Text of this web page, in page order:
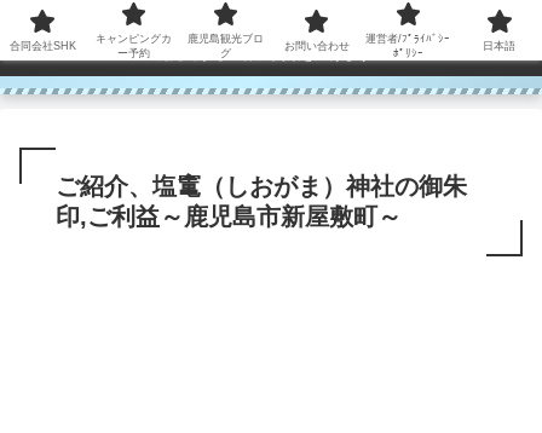
コンテンツへスキップ
鹿児島から世界に笑顔を広げます！
ご紹介、塩竃（しおがま）神社の御朱
印,ご利益～鹿児島市新屋敷町～
合同会社SHK
キャンピングカ
ー予約
鹿児島観光ブロ
グ
お問い合わせ
運営者/ﾌﾟﾗｲﾊﾞｼｰ
ﾎﾟﾘｼｰ
日本語